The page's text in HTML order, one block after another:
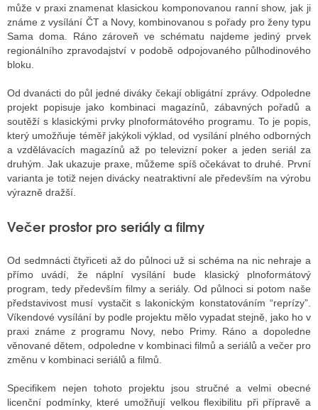
může v praxi znamenat klasickou komponovanou ranní show, jak ji
známe z vysílání ČT a Novy, kombinovanou s pořady pro ženy typu
Sama doma. Ráno zároveň ve schématu najdeme jediný prvek
regionálního zpravodajství v podobě odpojovaného půlhodinového
bloku.
Od dvanácti do půl jedné diváky čekají obligátní zprávy. Odpoledne
projekt popisuje jako kombinaci magazínů, zábavných pořadů a
soutěží s klasickými prvky plnoformátového programu. To je popis,
který umožňuje téměř jakýkoli výklad, od vysílání plného odborných
a vzdělávacích magazínů až po televizní poker a jeden seriál za
druhým. Jak ukazuje praxe, můžeme spíš očekávat to druhé. První
varianta je totiž nejen divácky neatraktivní ale především na výrobu
výrazně dražší.
Večer prostor pro seriály a filmy
Od sedmnácti čtyřiceti až do půlnoci už si schéma na nic nehraje a
přímo uvádí, že náplní vysílání bude klasický plnoformátový
program, tedy především filmy a seriály. Od půlnoci si potom naše
představivost musí vystačit s lakonickým konstatováním “reprízy”.
Víkendové vysílání by podle projektu mělo vypadat stejně, jako ho v
praxi známe z programu Novy, nebo Primy. Ráno a dopoledne
věnované dětem, odpoledne v kombinaci filmů a seriálů a večer pro
změnu v kombinaci seriálů a filmů.
Specifikem nejen tohoto projektu jsou stručné a velmi obecné
licenční podmínky, které umožňují velkou flexibilitu při přípravě a